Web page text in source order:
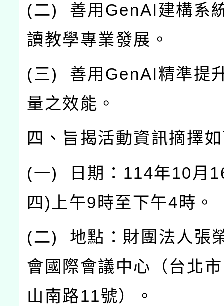
(二) 善用 GenAI建構系
讀教學專業發展。
(三) 善用 GenAI精準提
量之效能。
四、旨揭活動資訊摘擇
(一) 日期： 114年10月
四 ) 上午9 時至下午4時。
(二) 地點：財團法人張
會國際會議中心（台北
山南路11號）。